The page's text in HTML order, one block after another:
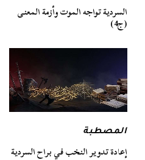
السردية تواجه الموت وأزمة المعنى
(ج4)
المصطبة
إعادة تدوير النخب في براح السردية